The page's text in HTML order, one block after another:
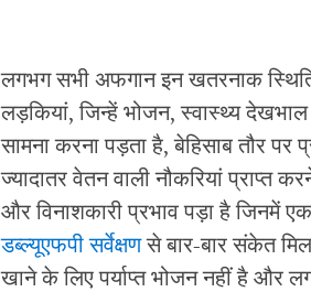
लगभग सभी अफगान इन खतरनाक
लड़कियां, जिन्हें भोजन, स्वास्थ्य
सामना करना पड़ता है, बेहिसाब तौर पर
ज्यादातर वेतन वाली नौकरियां प्राप्त
और विनाशकारी प्रभाव पड़ा है जिनमें
डब्ल्यूएफपी सर्वेक्षणसे बार-बार संकेत
खाने के लिए पर्याप्त भोजन नहीं है और